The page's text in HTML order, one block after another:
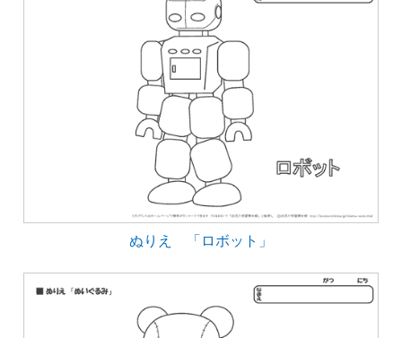
ぬりえ 「ロボット」